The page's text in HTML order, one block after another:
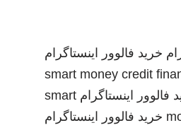
خرید فالوور اینستاگرام
smart money credit
فالوور اینستاگرام smart
خرید فالوور اینستاگرام